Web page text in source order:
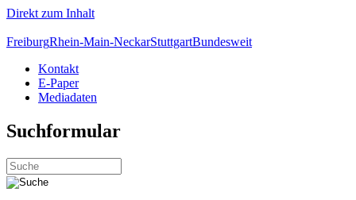
Direkt zum Inhalt
FreiburgRhein-Main-NeckarStuttgartBundesweit
Kontakt
E-Paper
Mediadaten
Suchformular